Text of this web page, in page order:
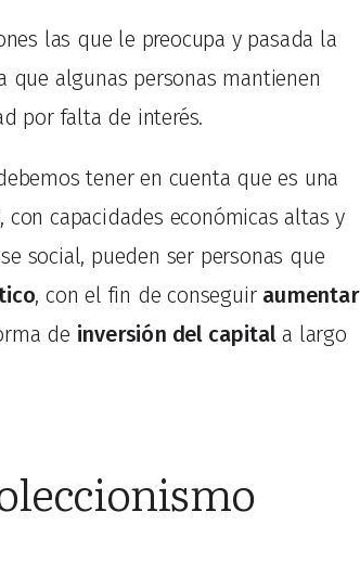
las que le preocupa y pasada la
que algunas personas mantienen
por falta de interés.
tener en cuenta que es una
, con capacidades económicas altas y
social, pueden ser personas que
, con el fin de conseguir aumentar
de inversión del capitala largo